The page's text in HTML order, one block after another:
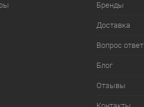
Бренды
Доставка
Вопрос ответ
Блог
Отзывы